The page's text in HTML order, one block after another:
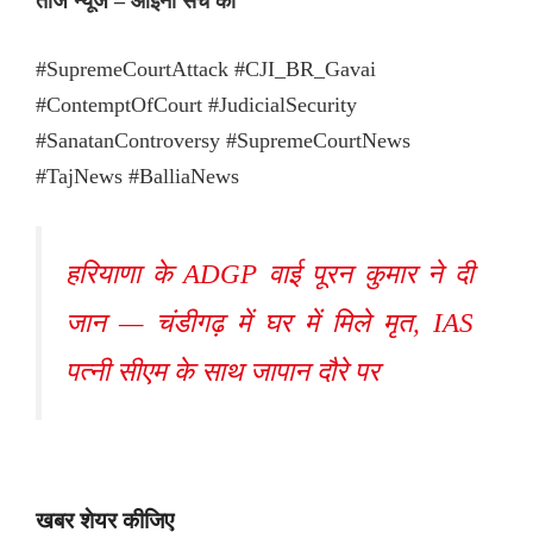
#SupremeCourtAttack #CJI_BR_Gavai
#ContemptOfCourt #JudicialSecurity
#SanatanControversy #SupremeCourtNews
#TajNews #BalliaNews
हरियाणा के ADGP वाई पूरन कुमार ने दी
जान — चंडीगढ़ में घर में मिले मृत, IAS
पत्नी सीएम के साथ जापान दौरे पर
खबर शेयर कीजिए